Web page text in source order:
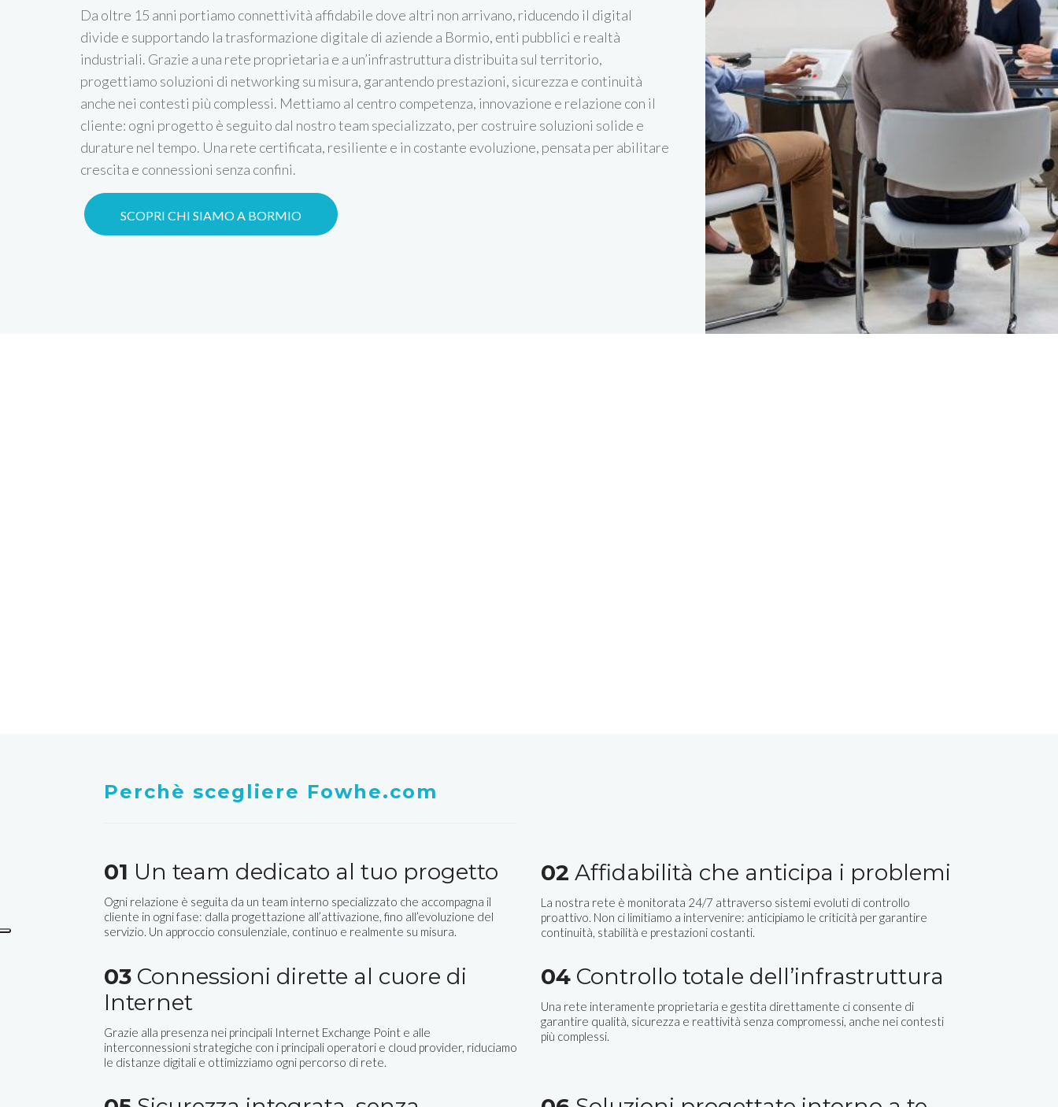
Da oltre 15 anni portiamo connettività affidabile dove altri non arrivano, riducendo il digital
divide e supportando la trasformazione digitale di aziende a Bormio, enti pubblici e realtà
industriali. Grazie a una rete proprietaria e a un’infrastruttura distribuita sul territorio,
progettiamo soluzioni di networking su misura, garantendo prestazioni, sicurezza e continuità
anche nei contesti più complessi. Mettiamo al centro competenza, innovazione e relazione con il
cliente: ogni progetto è seguito dal nostro team specializzato, per costruire soluzioni solide e
durature nel tempo. Una rete certificata, resiliente e in costante evoluzione, pensata per abilitare
crescita e connessioni senza confini.
SCOPRI CHI SIAMO A BORMIO
Perchè scegliere Fowhe.com
01 Un team dedicato al tuo progetto
Ogni relazione è seguita da un team interno specializzato che accompagna il
cliente in ogni fase: dalla progettazione all’attivazione, fino all’evoluzione del
servizio. Un approccio consulenziale, continuo e realmente su misura.
02 Affidabilità che anticipa i problemi
La nostra rete è monitorata 24/7 attraverso sistemi evoluti di controllo
proattivo. Non ci limitiamo a intervenire: anticipiamo le criticità per garantire
continuità, stabilità e prestazioni costanti.
03 Connessioni dirette al cuore di
Internet
Grazie alla presenza nei principali Internet Exchange Point e alle
interconnessioni strategiche con i principali operatori e cloud provider, riduciamo
le distanze digitali e ottimizziamo ogni percorso di rete.
04 Controllo totale dell’infrastruttura
Una rete interamente proprietaria e gestita direttamente ci consente di
garantire qualità, sicurezza e reattività senza compromessi, anche nei contesti
più complessi.